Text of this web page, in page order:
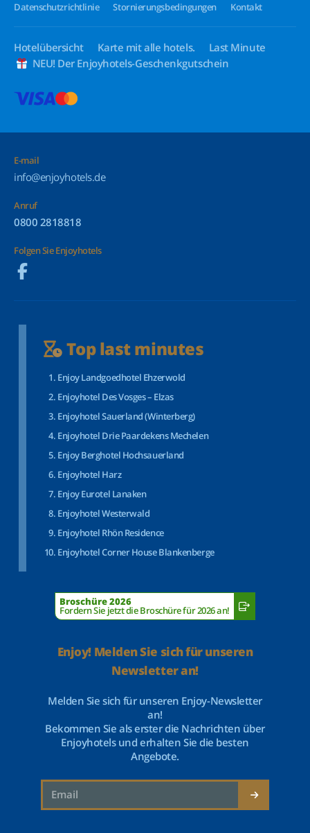
Datenschutzrichtlinie
Stornierungsbedingungen Kontakt
Hotelübersicht Karte mit alle hotels.
Last Minute
NEU! Der Enjoyhotels-Geschenkgutschein
E-mail
info@enjoyhotels.de
Anruf
0800 2818818
Folgen Sie Enjoyhotels
Top last minutes
Enjoy Landgoedhotel Ehzerwold
Enjoyhotel Des Vosges – Elzas
Enjoyhotel Sauerland (Winterberg)
Enjoyhotel Drie Paardekens Mechelen
Enjoy Berghotel Hochsauerland
Enjoyhotel Harz
Enjoy Eurotel Lanaken
Enjoyhotel Westerwald
Enjoyhotel Rhön Residence
Enjoyhotel Corner House Blankenberge
Broschüre 2026
Fordern Sie jetzt die Broschüre für 2026 an!
Enjoy! Melden Sie sich für unseren
Newsletter an!
Melden Sie sich für unseren Enjoy-Newsletter
an!
Bekommen Sie als erster die Nachrichten über
Enjoyhotels und erhalten Sie die besten
Angebote.